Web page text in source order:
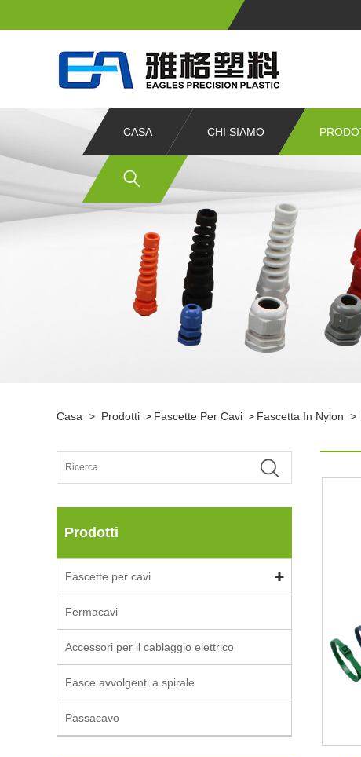
CASA CHI SIAMO
Casa > Prodotti > Fascette Per Cavi > Fascetta In Nylon >
Prodotti
Fascette per cavi
Fermacavi
Accessori per il cablaggio elettrico
Fasce avvolgenti a spirale
Passacavo